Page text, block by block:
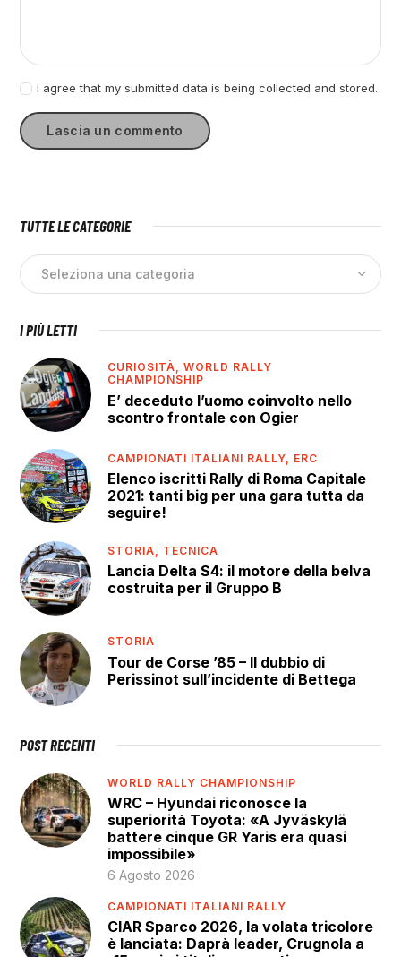
I agree that my submitted data is being collected and stored.
TUTTE LE CATEGORIE
I PIÙ LETTI
CURIOSITÀ,WORLD RALLY
CHAMPIONSHIP
E’ deceduto l’uomo coinvolto nello
scontro frontale con Ogier
CAMPIONATI ITALIANI RALLY, ERC
Elenco iscritti Rally di Roma Capitale
2021: tanti big per una gara tutta da
seguire!
STORIA, TECNICA
Lancia Delta S4: il motore della belva
costruita per il Gruppo B
STORIA
Tour de Corse ’85 – Il dubbio di
Perissinot sull’incidente di Bettega
POST RECENTI
WORLD RALLY CHAMPIONSHIP
WRC – Hyundai riconosce la
superiorità Toyota: «A Jyväskylä
battere cinque GR Yaris era quasi
impossibile»
6 Agosto 2026
CAMPIONATI ITALIANI RALLY
CIAR Sparco 2026, la volata tricolore
è lanciata: Daprà leader, Crugnola a